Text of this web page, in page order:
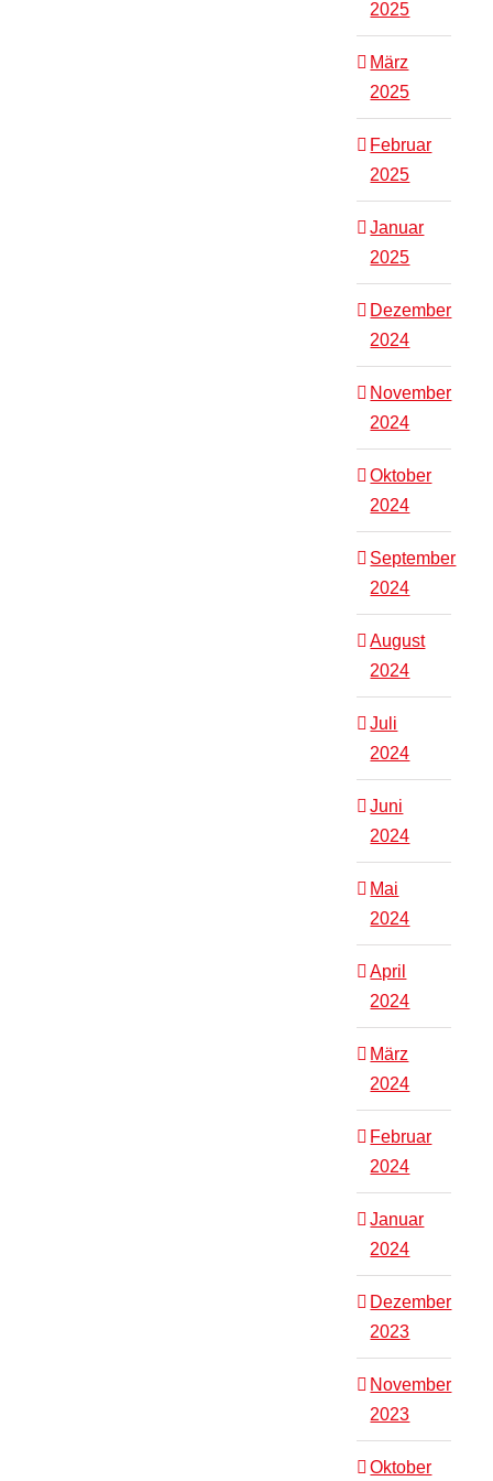
2025
März
2025
Februar
2025
Januar
2025
Dezember
2024
November
2024
Oktober
2024
September
2024
August
2024
Juli
2024
Juni
2024
Mai
2024
April
2024
März
2024
Februar
2024
Januar
2024
Dezember
2023
November
2023
Oktober